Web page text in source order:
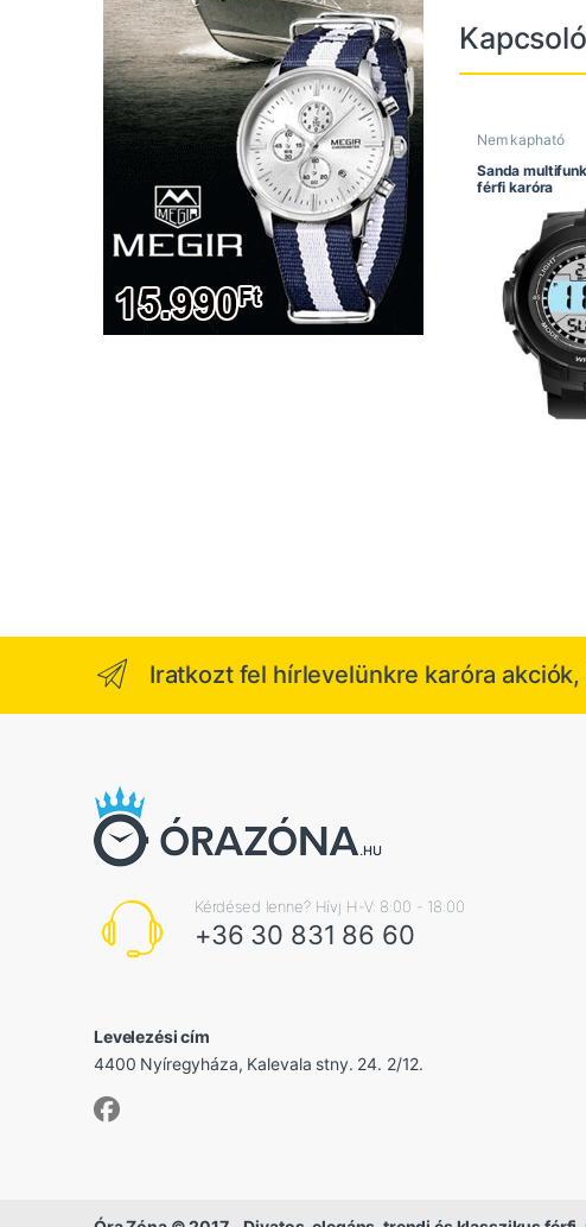
Nem kapható
Sanda
férfi karóra
Iratkozt fel hírlevelünkre karóra
Kérdésed lenne? Hívj H-V: 8:00 - 18:00
+36 30 831 86 60
Levelezési cím
4400 Nyíregyháza, Kalevala stny. 24. 2/12.